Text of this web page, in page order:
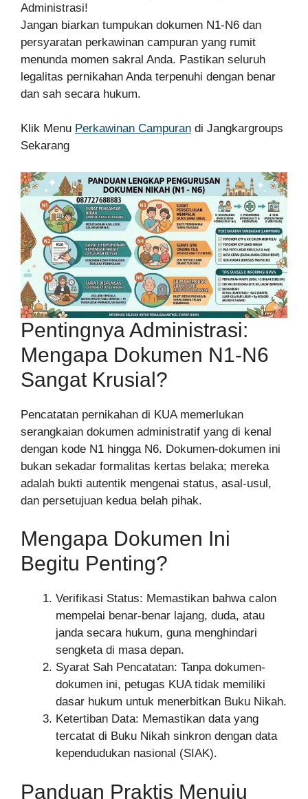
Administrasi!
Jangan biarkan tumpukan dokumen N1-N6 dan
persyaratan perkawinan campuran yang rumit
menunda momen sakral Anda. Pastikan seluruh
legalitas pernikahan Anda terpenuhi dengan benar
dan sah secara hukum.
Klik Menu Perkawinan Campuran di Jangkargroups
Sekarang
Pentingnya Administrasi:
Mengapa Dokumen N1-N6
Sangat Krusial?
Pencatatan pernikahan di KUA memerlukan
serangkaian dokumen administratif yang di kenal
dengan kode N1 hingga N6. Dokumen-dokumen ini
bukan sekadar formalitas kertas belaka; mereka
adalah bukti autentik mengenai status, asal-usul,
dan persetujuan kedua belah pihak.
Mengapa Dokumen Ini
Begitu Penting?
Verifikasi Status: Memastikan bahwa calon
mempelai benar-benar lajang, duda, atau
janda secara hukum, guna menghindari
sengketa di masa depan.
Syarat Sah Pencatatan: Tanpa dokumen-
dokumen ini, petugas KUA tidak memiliki
dasar hukum untuk menerbitkan Buku Nikah.
Ketertiban Data: Memastikan data yang
tercatat di Buku Nikah sinkron dengan data
kependudukan nasional (SIAK).
Panduan Praktis Menuju